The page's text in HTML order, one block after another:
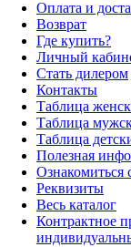
Оплата и
Возврат
Где купить?
Личный
Стать дилером
Контакты
Таблица
Таблица
Таблица
Полезная
Ознакомиться
Реквизиты
Весь каталог
Контрактное